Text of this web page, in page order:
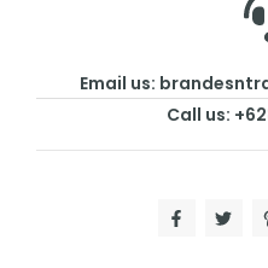
Email us:
Call us: